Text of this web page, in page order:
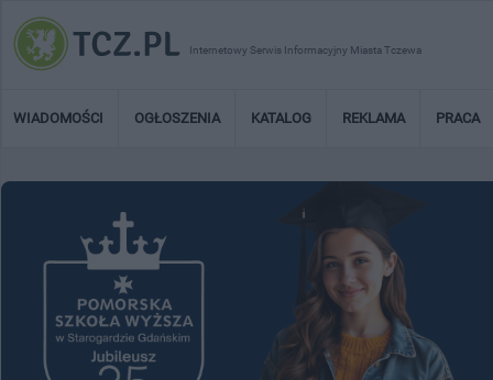
Internetowy Serwis Informacyjny Miasta Tczewa
WIADOMOŚCI OGŁOSZENIA KATALOG REKLAMA PRACA